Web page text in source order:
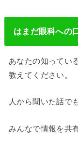
はまだ眼科への
あなたの知ってい
教えてください。
人から聞いた話で
みんなで情報を共